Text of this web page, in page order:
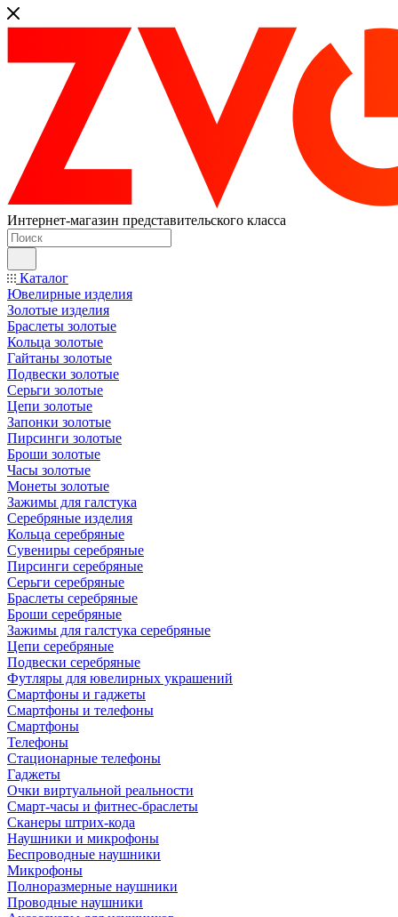
Интернет-магазин представительского класса
Каталог
Ювелирные изделия
Золотые изделия
Браслеты золотые
Кольца золотые
Гайтаны золотые
Подвески золотые
Серьги золотые
Цепи золотые
Запонки золотые
Пирсинги золотые
Броши золотые
Часы золотые
Монеты золотые
Зажимы для галстука
Серебряные изделия
Кольца серебряные
Сувениры серебряные
Пирсинги серебряные
Серьги серебряные
Браслеты серебряные
Броши серебряные
Зажимы для галстука серебряные
Цепи серебряные
Подвески серебряные
Футляры для ювелирных украшений
Смартфоны и гаджеты
Смартфоны и телефоны
Смартфоны
Телефоны
Стационарные телефоны
Гаджеты
Очки виртуальной реальности
Смарт-часы и фитнес-браслеты
Сканеры штрих-кода
Наушники и микрофоны
Беспроводные наушники
Микрофоны
Полноразмерные наушники
Проводные наушники